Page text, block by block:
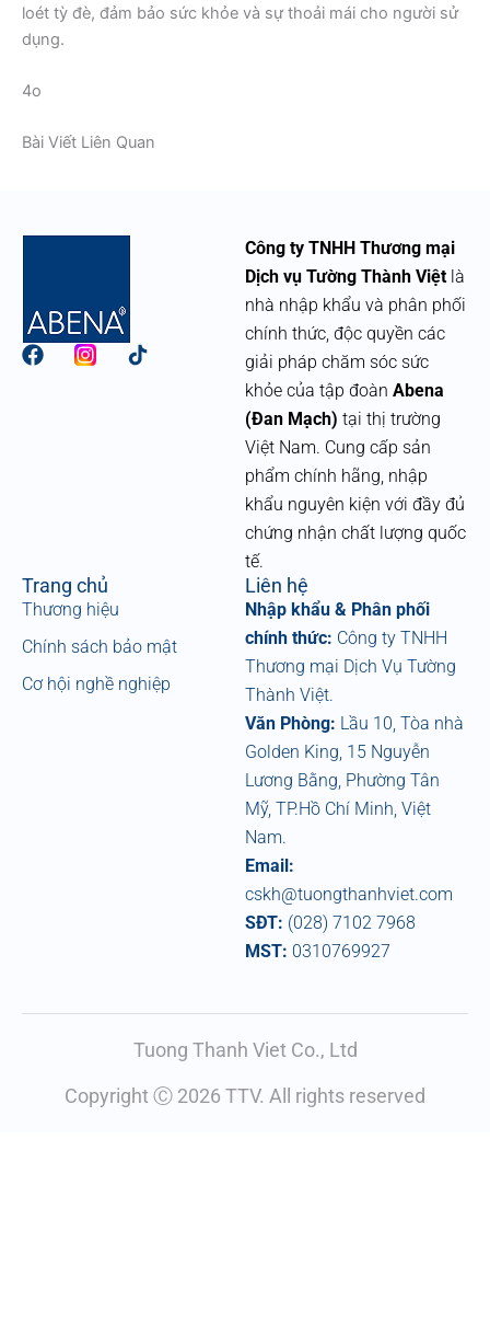
loét tỳ đè, đảm bảo sức khỏe và sự thoải mái cho người sử
dụng.
4o
Bài Viết Liên Quan
F
Công ty TNHH Thương mại
Dịch vụ Tường Thành Việtlà
nhà nhập khẩu và phân phối
chính thức, độc quyền các
giải pháp chăm sóc sức
khỏe của tập đoàn Abena
(Đan Mạch) tại thị trường
Việt Nam. Cung cấp sản
phẩm chính hãng, nhập
khẩu nguyên kiện với đầy đủ
chứng nhận chất lượng quốc
tế.
Trang chủ
Thương hiệu
Chính sách bảo mật
Cơ hội nghề nghiệp
Liên hệ
Nhập khẩu & Phân phối
chính thức: Công ty TNHH
Thương mại Dịch Vụ Tường
Thành Việt.
Văn Phòng: Lầu 10, Tòa nhà
Golden King, 15 Nguyễn
Lương Bằng, Phường Tân
Mỹ, TP.Hồ Chí Minh, Việt
Nam.
Email:
cskh@tuongthanhviet.com
SĐT: (028) 7102 7968
MST: 0310769927
Tuong Thanh Viet Co., Ltd
Copyright Ⓒ 2026 TTV. All rights reserved